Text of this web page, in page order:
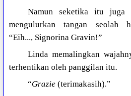
Namun seketika itu juga
mengulurkan tangan seolah
“Eih..., Signorina Gravin!”
Linda memalingkan
terhentikan oleh panggilan itu.
“Grazie(terimakasih).”